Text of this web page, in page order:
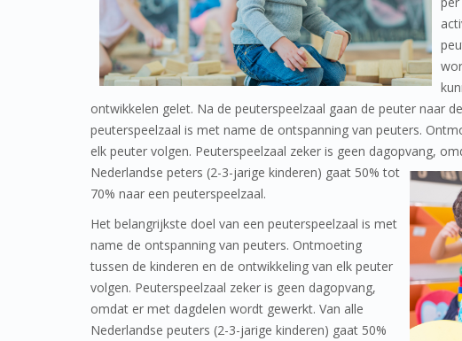
ontwikkelen gelet. Na de peuterspeelzaal gaan de peuter naar
peuterspeelzaal is met name de ontspanning van peuters.
elk peuter volgen. Peuterspeelzaal zeker is geen dagopvang,
Nederlandse peters (2-3-jarige kinderen) gaat 50% tot
70% naar een peuterspeelzaal.
Het belangrijkste doel van een peuterspeelzaal is met
name de ontspanning van peuters. Ontmoeting
tussen de kinderen en de ontwikkeling van elk peuter
volgen. Peuterspeelzaal zeker is geen dagopvang,
omdat er met dagdelen wordt gewerkt. Van alle
Nederlandse peuters (2-3-jarige kinderen) gaat 50%